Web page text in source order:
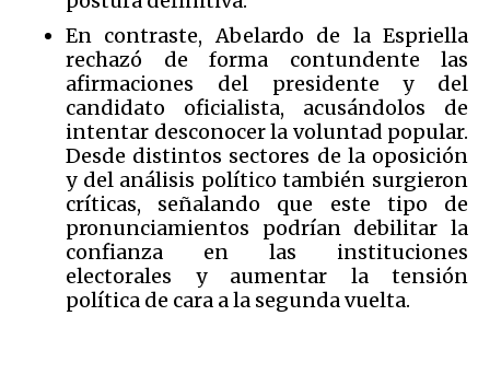
En contraste, Abelardo de la Espriella
rechazó de forma contundente las
afirmaciones del presidente y del
candidato oficialista, acusándolos de
intentar desconocer la voluntad popular.
Desde distintos sectores de la oposición
y del análisis político también surgieron
críticas, señalando que este tipo de
pronunciamientos podrían debilitar la
confianza en las instituciones
electorales y aumentar la tensión
política de cara a la segunda vuelta.